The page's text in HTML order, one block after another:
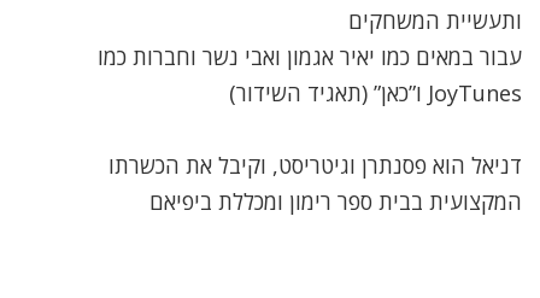
ותעשיית המשחקים
עבור במאים כמו יאיר אגמון ואבי נשר וחברות כמו
JoyTunes ו”כאן” (תאגיד השידור)
דניאל הוא פסנתרן וגיטריסט, וקיבל את הכשרתו
המקצועית בבית ספר רימון ומכללת ביפיאם